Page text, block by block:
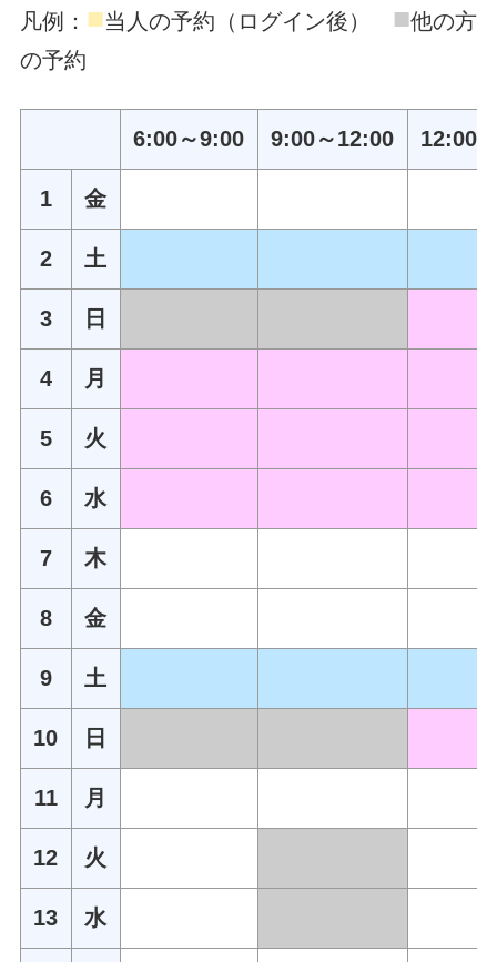
凡例： ■当人の予約（ログイン後） ■他の方
の予約
6:00～9:00 9:00～12:00 12:00
1 金
2 土
3 日
4 月
5 火
6 水
7 木
8 金
9 土
10 日
11 月
12 火
13 水